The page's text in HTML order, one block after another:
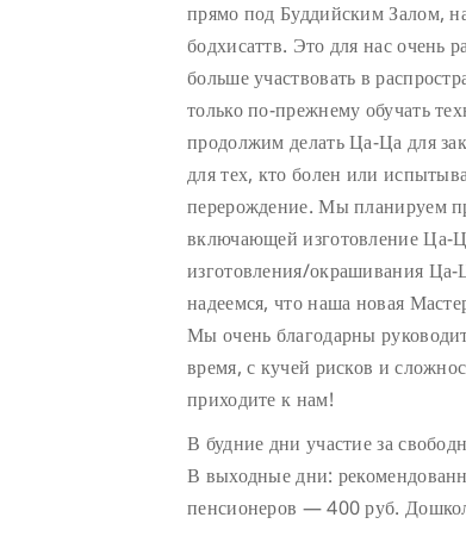
прямо под Буддийским Залом,
бодхисаттв. Это для нас очень
больше участвовать в
только по-прежнему обучать
продолжим делать Ца-Ца для
для тех, кто болен или
перерождение. Мы планируем
включающей изготовление Ца-
изготовления/окрашивания
надеемся, что наша новая
Мы очень благодарны
время, с кучей рисков и
приходите к нам!
В будние дни участие за
В выходные дни:
пенсионеров — 400 руб.